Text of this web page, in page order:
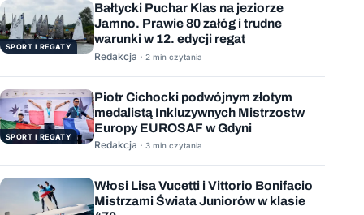
SPORT I REGATY
Bałtycki Puchar Klas na jeziorze
Jamno. Prawie 80 załóg i trudne
warunki w 12. edycji regat
Redakcja · 2 min czytania
SPORT I REGATY
Piotr Cichocki podwójnym złotym
medalistą Inkluzywnych Mistrzostw
Europy EUROSAF w Gdyni
Redakcja · 3 min czytania
Włosi Lisa Vucetti i Vittorio Bonifacio
Mistrzami Świata Juniorów w klasie